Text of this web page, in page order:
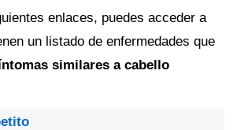
enlaces, puedes acceder a
un listado de enfermedades que
similares a cabello